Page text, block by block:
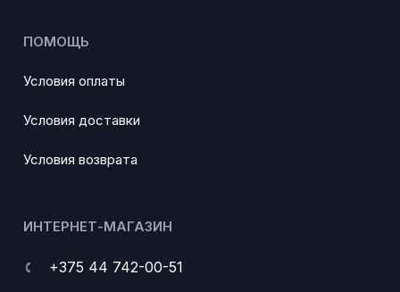
ПОМОЩЬ
Условия оплаты
Условия доставки
Условия возврата
ИНТЕРНЕТ-МАГАЗИН
+375 44 742-00-51